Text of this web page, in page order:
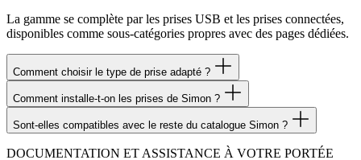
La gamme se complète par les prises USB et les prises connectées,
disponibles comme sous-catégories propres avec des pages dédiées.
Comment choisir le type de prise adapté ?
Comment installe-t-on les prises de Simon ?
Sont-elles compatibles avec le reste du catalogue Simon ?
DOCUMENTATION ET ASSISTANCE À VOTRE PORTÉE